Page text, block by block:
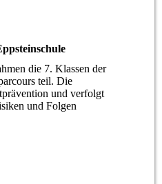
die 7. Klassen der
teil. Die
und verfolgt
und Folgen